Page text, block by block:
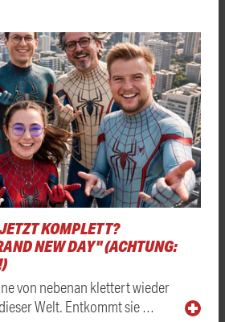
KOMPLETT?
NEW DAY" (ACHTUNG:
von nebenan klettert wieder
Welt. Entkommt sie …